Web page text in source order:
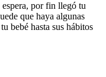
espera, por fin llegó tu
que haya algunas
bebé hasta sus hábitos